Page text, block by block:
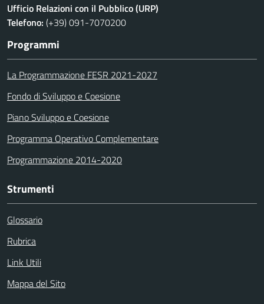
Ufficio Relazioni con il Pubblico (URP)
Telefono: (+39) 091-7070200
Programmi
La Programmazione FESR 2021-2027
Fondo di Sviluppo e Coesione
Piano Sviluppo e Coesione
Programma Operativo Complementare
Programmazione 2014-2020
Strumenti
Glossario
Rubrica
Link Utili
Mappa del Sito